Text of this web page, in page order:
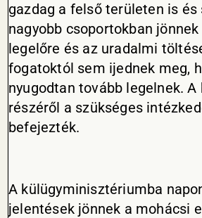
gazdag a felső területen is és
nagyobb csoportokban
legelőre és az uradalmi
fogatoktól sem ijednek meg,
nyugodtan tovább legelnek. A
részéről a szükséges
befejezték.
A külügyminisztériumba
jelentések jönnek a mohácsi